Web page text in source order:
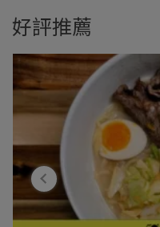
好評推薦